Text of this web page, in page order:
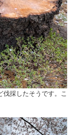
採したそうです。こ